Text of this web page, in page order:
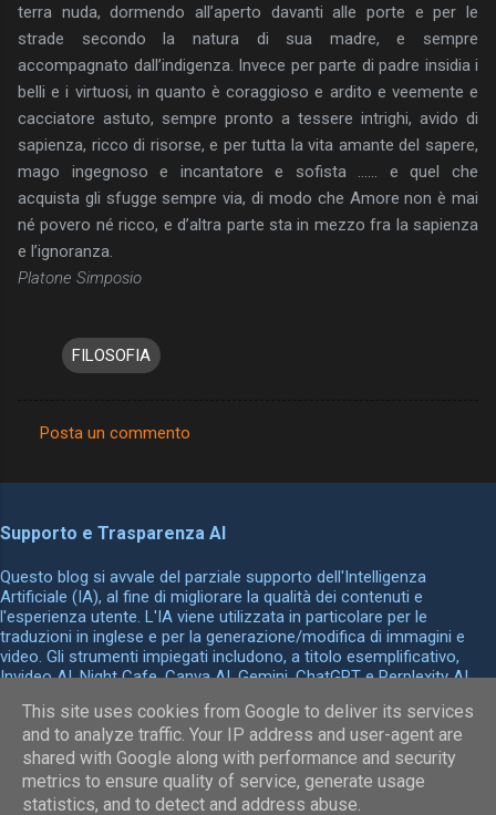
terra nuda, dormendo all’aperto davanti alle porte e per le
strade secondo la natura di sua madre, e sempre
accompagnato dall’indigenza. Invece per parte di padre insidia i
belli e i virtuosi, in quanto è coraggioso e ardito e veemente e
cacciatore astuto, sempre pronto a tessere intrighi, avido di
sapienza, ricco di risorse, e per tutta la vita amante del sapere,
mago ingegnoso e incantatore e sofista …… e quel che
acquista gli sfugge sempre via, di modo che Amore non è mai
né povero né ricco, e d’altra parte sta in mezzo fra la sapienza
e l’ignoranza.
Platone Simposio
FILOSOFIA
o
e
n
t
i
Posta un commento
Supporto e Trasparenza AI
Questo blog si avvale del parziale supporto dell'Intelligenza
Artificiale (IA), al fine di migliorare la qualità dei contenuti e
l'esperienza utente. L'IA viene utilizzata in particolare per le
traduzioni in inglese e per la generazione/modifica di immagini e
video. Gli strumenti impiegati includono, a titolo esemplificativo,
Invideo AI, Night Cafe, Canva AI, Gemini, ChatGPT e Perplexity AI.
umana prima della pubblicazione per garantirne l'accuratezza, la
coerenza e il rispetto dei principi etici.
Powered by Blogger
This site uses cookies from Google to deliver its services
and to analyze traffic. Your IP address and user-agent are
shared with Google along with performance and security
metrics to ensure quality of service, generate usage
statistics, and to detect and address abuse.